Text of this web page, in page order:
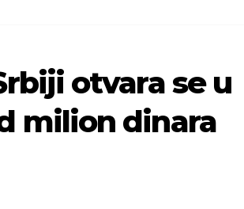
otvara se u
milion dinara